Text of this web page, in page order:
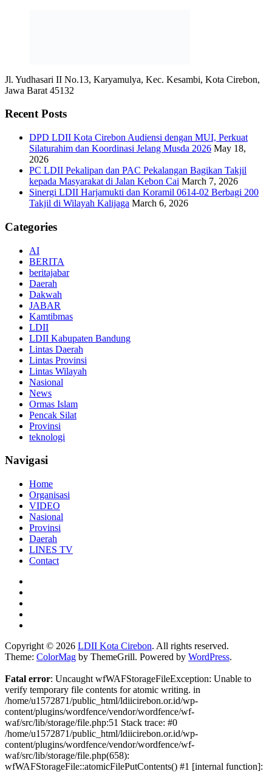
Jl. Yudhasari II No.13, Karyamulya, Kec. Kesambi, Kota Cirebon,
Jawa Barat 45132
Recent Posts
DPD LDII Kota Cirebon Audiensi dengan MUI, Perkuat
Silaturahim dan Koordinasi Jelang Musda 2026 May 18,
2026
PC LDII Pekalipan dan PAC Pekalangan Bagikan Takjil
kepada Masyarakat di Jalan Kebon Cai March 7, 2026
Sinergi LDII Harjamukti dan Koramil 0614-02 Berbagi 200
Takjil di Wilayah Kalijaga March 6, 2026
Categories
AI
BERITA
beritajabar
Daerah
Dakwah
JABAR
Kamtibmas
LDII
LDII Kabupaten Bandung
Lintas Daerah
Lintas Provinsi
Lintas Wilayah
Nasional
News
Ormas Islam
Pencak Silat
Provinsi
teknologi
Navigasi
Home
Organisasi
VIDEO
Nasional
Provinsi
Daerah
LINES TV
Contact
Copyright © 2026 LDII Kota Cirebon. All rights reserved.
Theme: ColorMag by ThemeGrill. Powered by WordPress.
Fatal error: Uncaught wfWAFStorageFileException: Unable to
verify temporary file contents for atomic writing. in
/home/u1572871/public_html/ldiicirebon.or.id/wp-
content/plugins/wordfence/vendor/wordfence/wf-
waf/src/lib/storage/file.php:51 Stack trace: #0
/home/u1572871/public_html/ldiicirebon.or.id/wp-
content/plugins/wordfence/vendor/wordfence/wf-
waf/src/lib/storage/file.php(658):
wfWAFStorageFile::atomicFilePutContents() #1 [internal function]: